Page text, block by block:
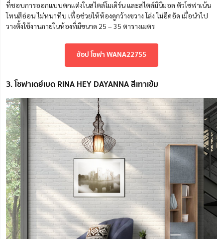
ที่ชอบการออกแบบตกแต่งในสไตล์โมเดิร์น และสไตล์มินิมอล ตัวโซฟาเน้น
โทนสีอ่อน ไม่หนาทึบ เพื่อช่วยให้ห้องดูกว้างขวาง โล่ง ไม่อึดอัด เมื่อนำไป
วางตั้งใช้งานภายในห้องที่มีขนาด 25 – 35 ตารางเมตร
ช้อป โซฟา WANA22755
3. โซฟาเดย์เบด RINA HEY DAYANNA สีเทาเข้ม